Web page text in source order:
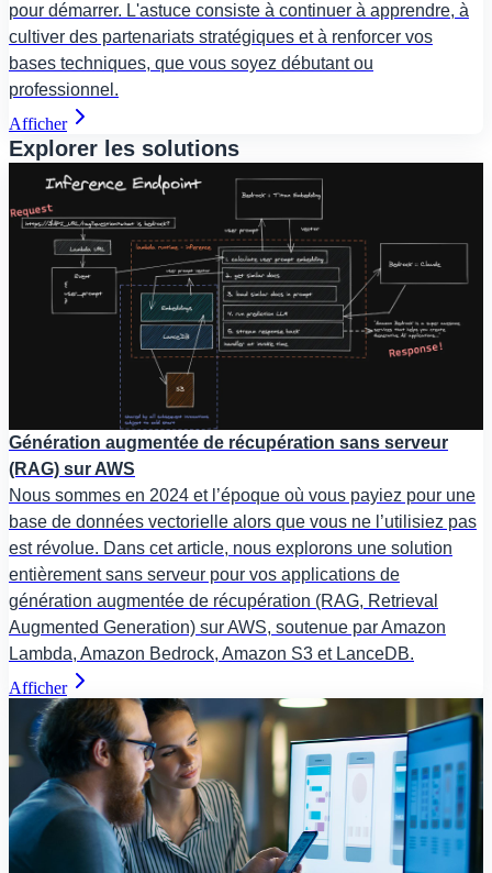
pour démarrer. L'astuce consiste à continuer à apprendre, à
cultiver des partenariats stratégiques et à renforcer vos
bases techniques, que vous soyez débutant ou
professionnel.
Afficher
Explorer les solutions
Génération augmentée de récupération sans serveur
(RAG) sur AWS
Nous sommes en 2024 et l’époque où vous payiez pour une
base de données vectorielle alors que vous ne l’utilisiez pas
est révolue. Dans cet article, nous explorons une solution
entièrement sans serveur pour vos applications de
génération augmentée de récupération (RAG, Retrieval
Augmented Generation) sur AWS, soutenue par Amazon
Lambda, Amazon Bedrock, Amazon S3 et LanceDB.
Afficher